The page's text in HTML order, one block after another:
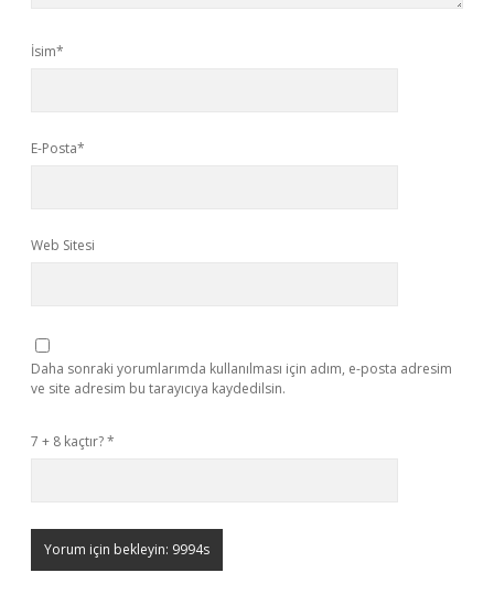
İsim*
E-Posta*
Web Sitesi
Daha sonraki yorumlarımda kullanılması için adım, e-posta adresim
ve site adresim bu tarayıcıya kaydedilsin.
7 + 8 kaçtır?*